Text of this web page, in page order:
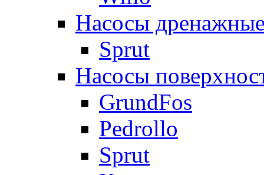
Насосы
Sprut
Насосы
GrundFos
Pedrollo
Sprut